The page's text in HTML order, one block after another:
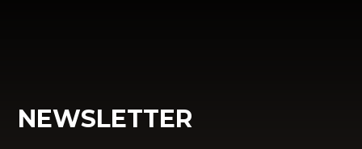
NEWSLETTER